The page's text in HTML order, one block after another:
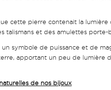
cette pierre contenait la lumière
talismans et des amulettes porte-
symbole de puissance et de
apportant un peu de lumière
de nos bijoux